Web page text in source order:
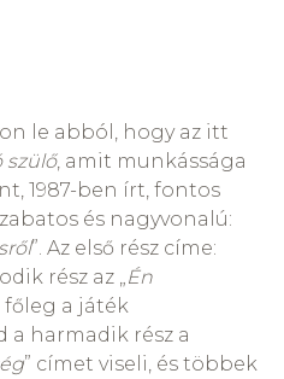
le abból, hogy az itt
szülő, amit munkássága
1987-ben írt, fontos
és nagyvonalú:
”. Az első rész címe:
rész az „
Én
főleg a játék
a harmadik rész a
” címet viseli, és többek